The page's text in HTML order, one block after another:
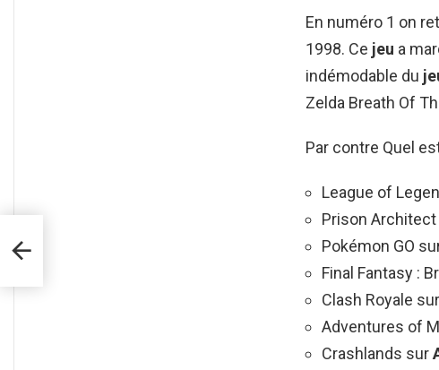
En numéro 1 on
1998. Ce jeu a
indémodable du
Zelda Breath Of
Par contre Quel
League of
Prison
Pokémon GO
Final Fantasy :
Clash Royale sur
Adventures of
Crashlands sur